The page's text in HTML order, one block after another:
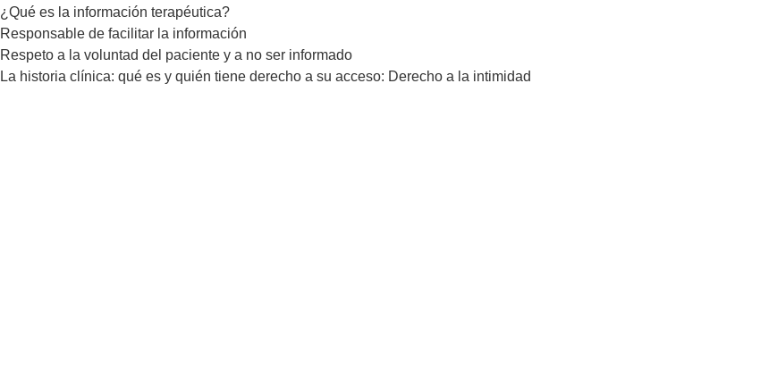
¿Qué es la información terapéutica?
Responsable de facilitar la información
Respeto a la voluntad del paciente y a no ser informado
La historia clínica: qué es y quién tiene derecho a su acceso: Derecho a la intimidad